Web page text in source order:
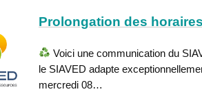
Prolongation des
Voici une communication du
le SIAVED adapte
mercredi 08…